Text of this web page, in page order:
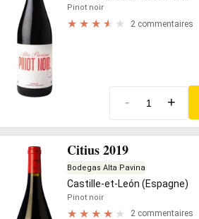
Pinot noir
2 commentaires
- +
Citius 2019
Bodegas Alta Pavina
Castille-et-León (Espagne)
Pinot noir
2 commentaires